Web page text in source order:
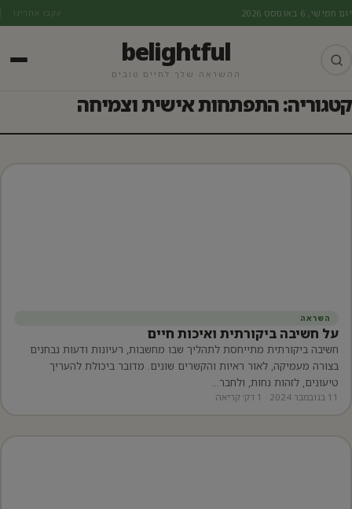
יום חמישי, 6 באוגוסט 2026 עקבו אחרינו
belightful
ההשראה שלך לחיים טובים
קטגוריה: התפתחות אישית וצמיחה
השראה
על חשיבה ביקורתית ואיכות חיים
חשיבה ביקורתית מתייחסת לתהליך שבו מחשבות, רעיונות ודעות נבחנים
בצורה מעמיקה, לאור ראיות והקשרים שונים. מדובר ביכולת להעריך
טיעונים, לזהות נחות, ולחבר…
11 בנובמבר 2024 · 1 דק׳ קריאה